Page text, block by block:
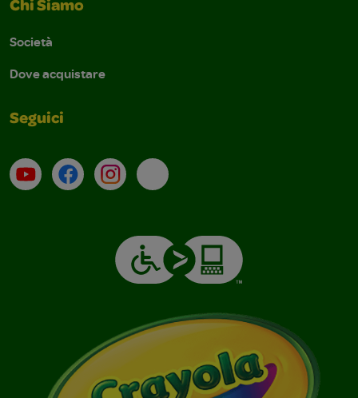
Chi Siamo
Società
Dove acquistare
Seguici
Su YouTube
ContattiProfilo Instagram
Email